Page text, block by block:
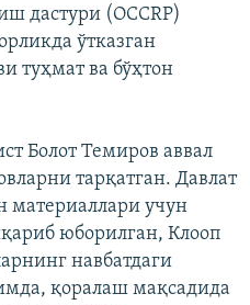
дастури (OCCRP)
ўтказган
туҳмат ва бўҳтон
Болот Темиров аввал
тарқатган. Давлат
материаллари учун
юборилган, Клооп
навбатдаги
қоралаш мақсадида